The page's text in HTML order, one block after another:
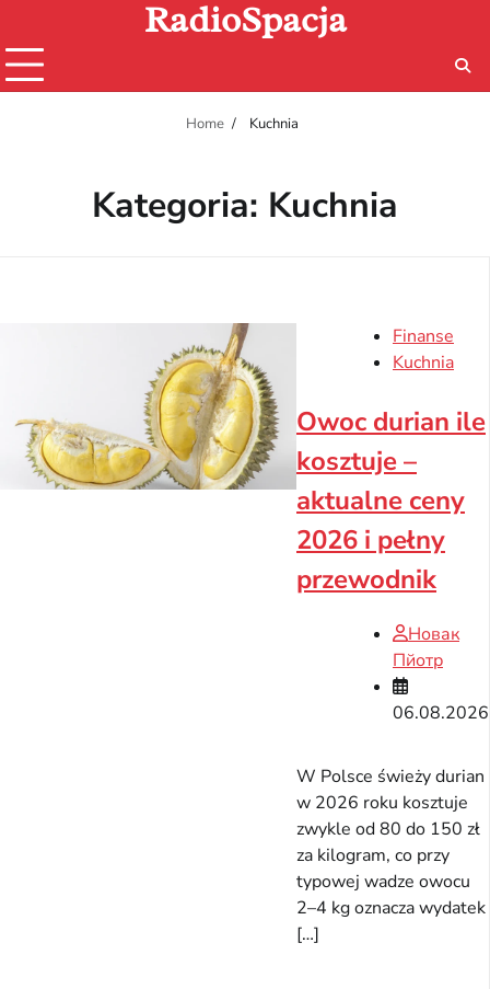
content
RadioSpacja
Home Kuchnia
Kategoria: Kuchnia
Finanse
Kuchnia
Owoc durian ile
kosztuje –
aktualne ceny
2026 i pełny
przewodnik
Новак
Пйотр
06.08.2026
W Polsce świeży durian
w 2026 roku kosztuje
zwykle od 80 do 150 zł
za kilogram, co przy
typowej wadze owocu
2–4 kg oznacza wydatek
[…]